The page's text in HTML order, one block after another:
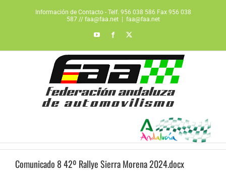
Información de Contacto - Telf. 956 038 586 Fax 956 038
587 // faa@faa.net
faa@faa.net
YouTubeFacebook
Comunicado 8 42º Rallye Sierra Morena 2024.docx